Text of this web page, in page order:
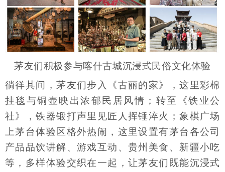
茅友们积极参与喀什古城沉浸式民俗文化体验
徜徉其间，茅友们步入《古丽的家》，这里彩棉
挂毯与铜壶映出浓郁民居风情；转至《铁业公
社》，铁器锻打声里见匠人挥锤淬火；象棋广场
上茅台体验区格外热闹，这里设置有茅台各公司
产品品饮讲解、游戏互动、贵州美食、新疆小吃
等，多样体验交织在一起，让茅友们既能沉浸式